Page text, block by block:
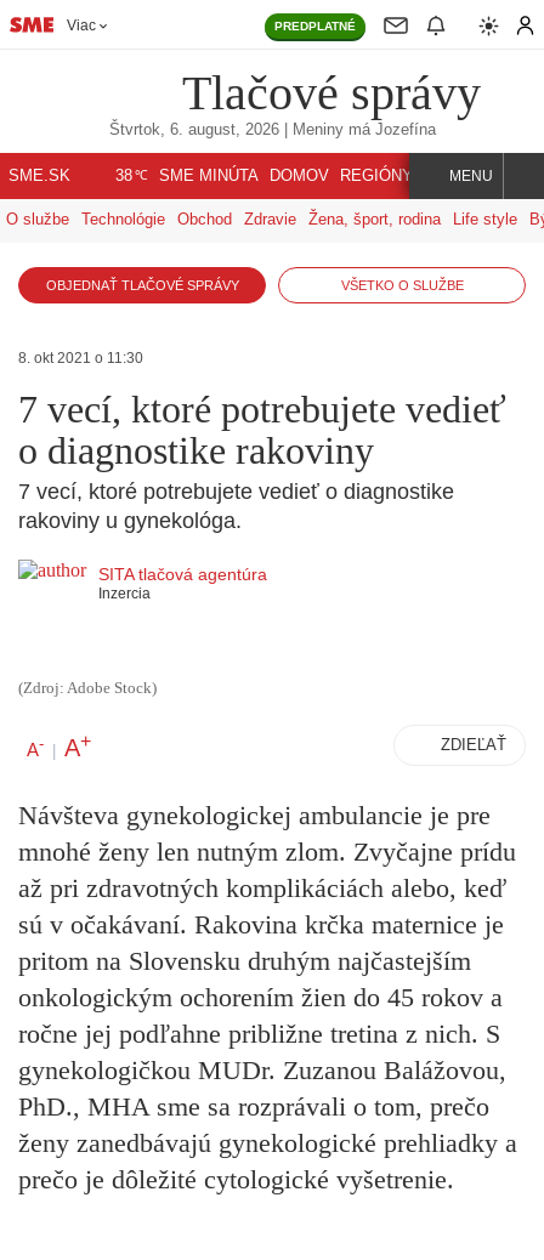
Viac PREDPLATNÉ
Tlačové správy
Štvrtok, 6. august, 2026| Meniny má Jozefína
SME.SK 38℃ SME MINÚTA DOMOV REGIÓNY INDEX SVET
MENU
O službe Technológie Obchod Zdravie Žena, šport, rodina Life style
OBJEDNAŤ TLAČOVÉ SPRÁVY VŠETKO O SLUŽBE
8. okt 2021 o 11:30
7 vecí, ktoré potrebujete vedieť
o diagnostike rakoviny
7 vecí, ktoré potrebujete vedieť o diagnostike
rakoviny u gynekológa.
SITA tlačová agentúra
Inzercia
(Zdroj: Adobe Stock)
A- | A+ ZDIEĽAŤ
Návšteva gynekologickej ambulancie je pre
mnohé ženy len nutným zlom. Zvyčajne prídu
až pri zdravotných komplikáciách alebo, keď
sú v očakávaní. Rakovina krčka maternice je
pritom na Slovensku druhým najčastejším
onkologickým ochorením žien do 45 rokov a
ročne jej podľahne približne tretina z nich. S
gynekologičkou MUDr. Zuzanou Balážovou,
PhD., MHA sme sa rozprávali o tom, prečo
ženy zanedbávajú gynekologické prehliadky a
prečo je dôležité cytologické vyšetrenie.